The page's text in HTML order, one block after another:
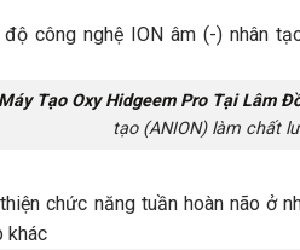
Tạo Oxy Hidgeem Pro Tại Lâm
tạo (ANION) làm chất